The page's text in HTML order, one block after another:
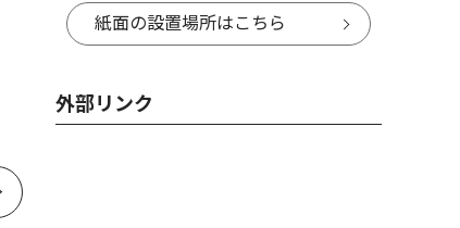
紙面の設置場所はこちら
外部リンク